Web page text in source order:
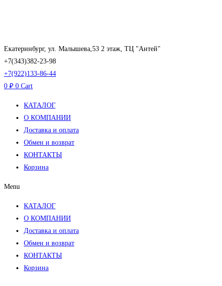
Екатеринбург, ул. Малышева,53 2 этаж, ТЦ "Антей"
+7(343)382-23-98
+7(922)133-86-44
0 ₽ 0 Cart
КАТАЛОГ
О КОМПАНИИ
Доставка и оплата
Обмен и возврат
КОНТАКТЫ
Корзина
Menu
КАТАЛОГ
О КОМПАНИИ
Доставка и оплата
Обмен и возврат
КОНТАКТЫ
Корзина